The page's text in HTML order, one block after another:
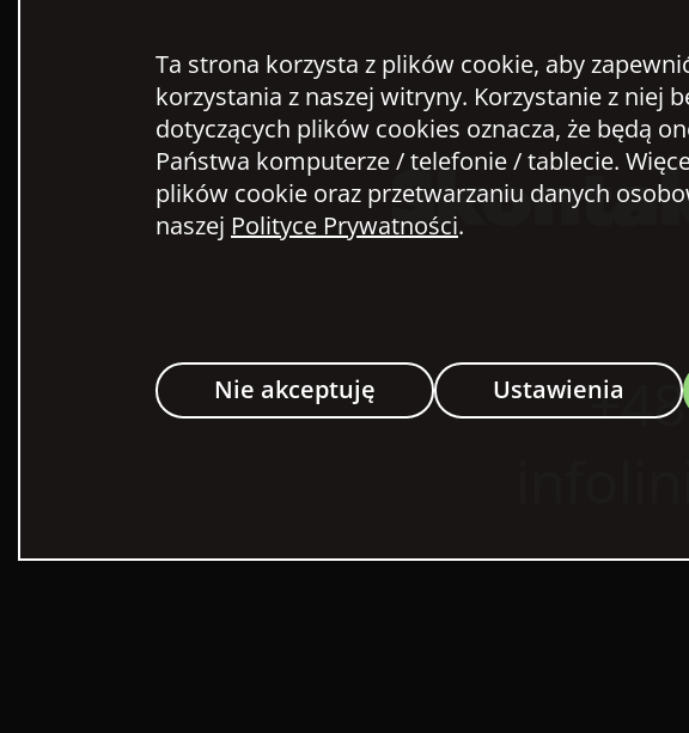
Ta strona korzysta z plików cookie, aby
korzystania z naszej witryny. Korzystanie z niej
dotyczących plików cookies oznacza, że będą
Państwa komputerze / telefonie / tablecie.
plików cookie oraz przetwarzaniu danych
naszej Polityce Prywatności.
Nie akceptuję Ustawienia